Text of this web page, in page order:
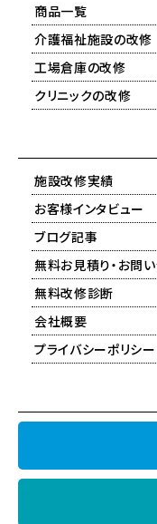
商品一覧
介護福祉施設の改修
工場倉庫の改修
クリニックの改修
施設改修実績
お客様インタビュー
ブログ記事
無料お見積り・お問
無料改修診断
会社概要
プライバシーポリシー